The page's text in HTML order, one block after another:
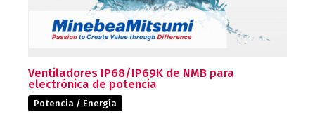
Ventiladores IP68/IP69K de NMB para
electrónica de potencia
Potencia / Energía